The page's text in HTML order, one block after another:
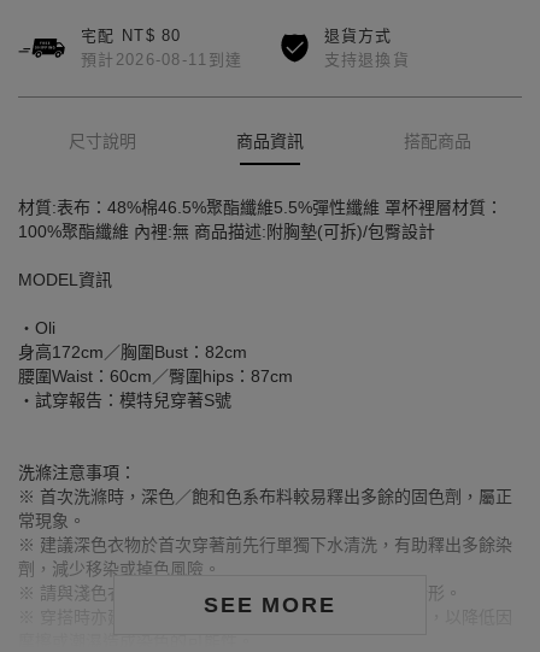
宅配 NT$ 80
預計2026-08-11到達
退貨方式
支持退換貨
尺寸說明 商品資訊 搭配商品
SEE MORE
材質:表布：48%棉46.5%聚酯纖維5.5%彈性纖維 罩杯裡層材質：
100%聚酯纖維 內裡:無 商品描述:附胸墊(可拆)/包臀設計
MODEL資訊
‧Oli
身高172cm／胸圍Bust：82cm
腰圍Waist：60cm／臀圍hips：87cm
‧試穿報告：模特兒穿著S號
洗滌注意事項：
※ 首次洗滌時，深色／飽和色系布料較易釋出多餘的固色劑，屬正
常現象。
※ 建議深色衣物於首次穿著前先行單獨下水清洗，有助釋出多餘染
劑，減少移染或掉色風險。
※ 請與淺色衣物分開洗滌，避免互相染色或產生移染情形。
※ 穿搭時亦建議避免與淺色配件、包款、飾品一同使用，以降低因